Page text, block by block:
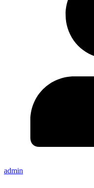
admin